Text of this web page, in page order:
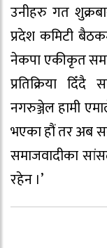
उनीहरु गत
प्रदेश कमिटी
नेकपा एकीकृत
प्रतिक्रिया
नगरुञ्जेल हामी
भएका हौं तर अब
समाजवादीका
रहेन ।’